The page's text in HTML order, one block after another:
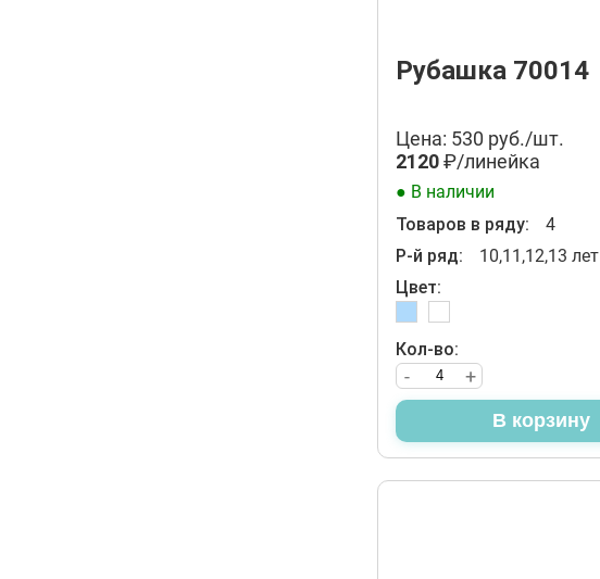
Рубашка 70014
Цена: 530 руб./шт.
2120₽/линейка
● В наличии
Товаров в ряду:
4
Р-й ряд:
10,11,12,13 лет
Цвет:
Кол-во:
+
-
В корзину